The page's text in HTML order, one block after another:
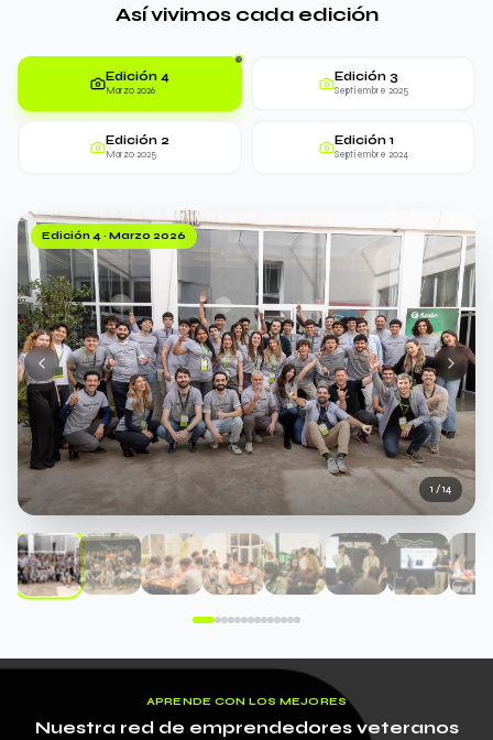
Así vivimos cada edición
Edición 4
Marzo 2026
Edición 3
Septiembre 2025
Edición 2
Marzo 2025
Edición 1
Septiembre 2024
Edición 4· Marzo 2026
1 /14
APRENDE CON LOS MEJORES
Nuestra red de emprendedores veteranos